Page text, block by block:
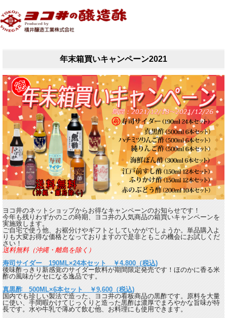
年末箱買いキャンペーン2021
ヨコ井のネットショップからお得なキャンペーンのお知らせです！
今年も残りわずかのこの時期、ヨコ井の人気商品の箱買いキャンペーンを
実施致します。
ご自宅で使う他、お裾分けやギフトとしていかがでしょうか。単品購入よ
りも大変お得な価格となっておりますので是非ともこの機会にお試しくだ
さい！
送料無料（沖縄・離島を除く）
寿司サイダー 190ML×24本セット ￥4,800（税込)
後味酢っきり新感覚のサイダー飲料が期間限定発売です！ほのかに香る米
酢の風味がクセになる逸品です。
真黒酢 500ML×6本セット ￥9,600（税込)
国内でも珍しい製法で造った、ヨコ井の看板商品の黒酢です。原料を大量
に使い、手間暇かけてじっくりと造った黒酢は濃厚でまろやかな旨味が特
長です。水や牛乳で薄めて飲む他、お料理にも使用できます。